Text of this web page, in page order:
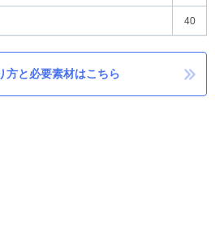
40
方と必要素材はこちら